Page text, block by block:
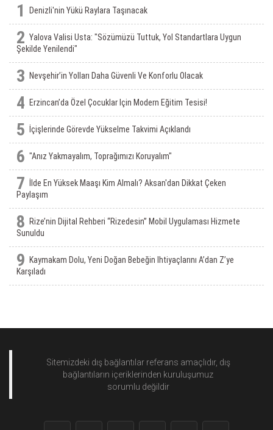
1 Denizli'nin Yükü Raylara Taşınacak
2 Yalova Valisi Usta: "Sözümüzü Tuttuk, Yol Standartlara Uygun
Şekilde Yenilendi"
3 Nevşehir’in Yolları Daha Güvenli Ve Konforlu Olacak
4 Erzincan’da Özel Çocuklar Için Modern Eğitim Tesisi!
5 İçişlerinde Görevde Yükselme Takvimi Açıklandı
6 "Anız Yakmayalım, Toprağımızı Koruyalım"
7
İlde En Yüksek Maaşı Kim Almalı? Aksan'dan Dikkat Çeken
Paylaşım
8
Rize’nin Dijital Rehberi “Rizedesin” Mobil Uygulaması Hizmete
Sunuldu
9
Kaymakam Dolu, Yeni Doğan Bebeğin Ihtiyaçlarını A’dan Z’ye
Karşıladı
Sitemizdeki dış bağlantılar referans amaçlıdır, dış
bağlantıların içeriklerinden kuruluşumuz
sorumlu değildir